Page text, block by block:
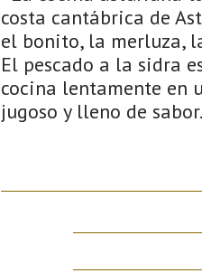
costa cantábrica de
el bonito, la merluza,
El pescado a la sidra
cocina lentamente en
jugoso y lleno de